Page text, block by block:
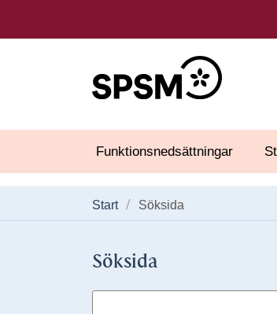
Funktionsnedsättningar
Start Söksida
Söksida